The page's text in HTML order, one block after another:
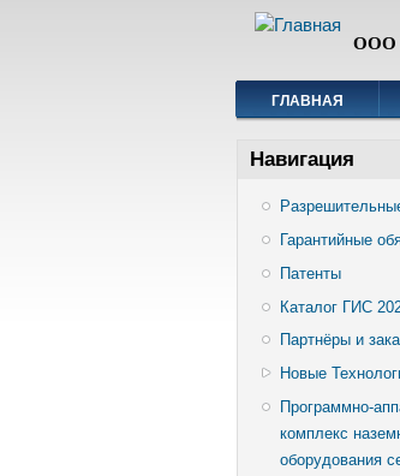
ООО
ГЛАВНАЯ
Навигация
Гарантийные
Патенты
Каталог ГИС
Партнёры и
Новые
Программно-
комплекс
оборудования